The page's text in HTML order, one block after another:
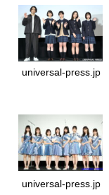
universal-press.jp
universal-press.jp